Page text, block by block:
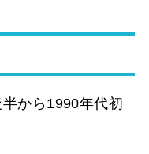
から1990年代初